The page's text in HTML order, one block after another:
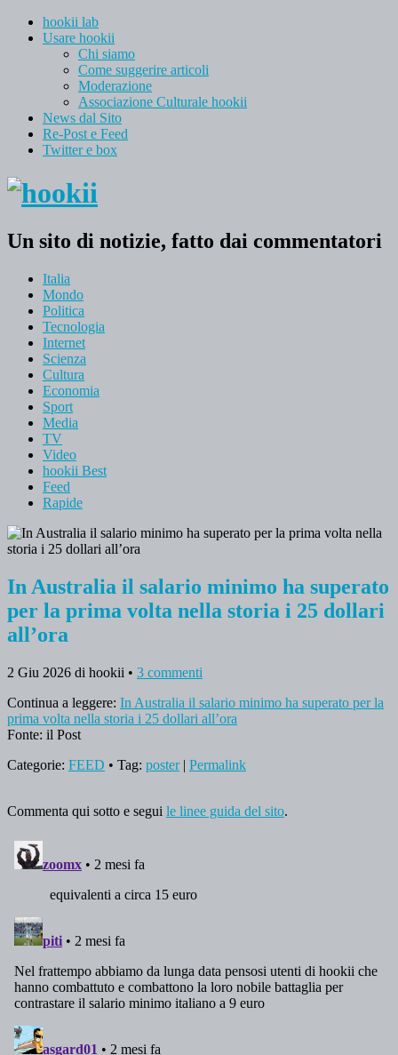
hookii lab
Usare hookii
Chi siamo
Come suggerire articoli
Moderazione
Associazione Culturale hookii
News dal Sito
Re-Post e Feed
Twitter e box
Un sito di notizie, fatto dai commentatori
Italia
Mondo
Politica
Tecnologia
Internet
Scienza
Cultura
Economia
Sport
Media
TV
Video
hookii Best
Feed
Rapide
In Australia il salario minimo ha superato
per la prima volta nella storia i 25 dollari
all’ora
2 Giu 2026 di hookii • 3 commenti
Continua a leggere: In Australia il salario minimo ha superato per la
prima volta nella storia i 25 dollari all’ora
Fonte: il Post
Categorie: FEED • Tag: poster| Permalink
Commenta qui sotto e segui le linee guida del sito.